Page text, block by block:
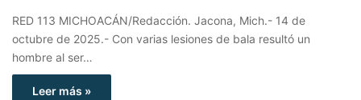
RED 113 MICHOACÁN/Redacción. Jacona, Mich.- 14 de
octubre de 2025.- Con varias lesiones de bala resultó un
hombre al ser…
Leer más »